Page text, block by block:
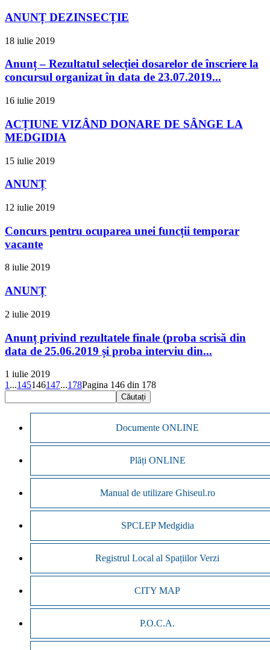
ANUNȚ DEZINSECȚIE
18 iulie 2019
Anunț – Rezultatul selecției dosarelor de înscriere la
concursul organizat în data de 23.07.2019...
16 iulie 2019
ACȚIUNE VIZÂND DONARE DE SÂNGE LA
MEDGIDIA
15 iulie 2019
ANUNȚ
12 iulie 2019
Concurs pentru ocuparea unei funcții temporar
vacante
8 iulie 2019
ANUNȚ
2 iulie 2019
Anunț privind rezultatele finale (proba scrisă din
data de 25.06.2019 și proba interviu din...
1 iulie 2019
1 ...145146147...178Pagina 146 din 178
Documente ONLINE
Plăți ONLINE
Manual de utilizare Ghiseul.ro
SPCLEP Medgidia
Registrul Local al Spațiilor Verzi
CITY MAP
P.O.C.A.